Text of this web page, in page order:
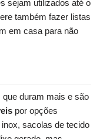
sejam utilizados ‍até o⁢
também fazer ⁢listas
em casa para não
duram ⁣mais e são
⁤por opções⁣
sacolas ⁤de tecido